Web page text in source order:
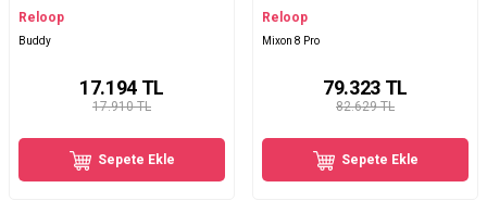
Reloop
Buddy
17.910 TL
17.194TL
Sepete Ekle
Reloop
Mixon 8 Pro
82.629 TL
79.323TL
Sepete Ekle